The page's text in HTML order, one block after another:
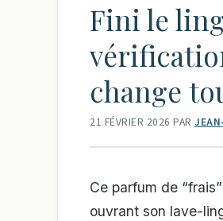
Fini le
change
21 FÉVRIER 2026 PAR
Ce parfum de
ouvrant son lave-